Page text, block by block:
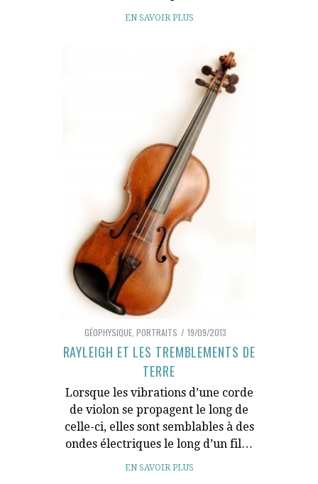
EN SAVOIR PLUS
GÉOPHYSIQUE PORTRAITS 19/09/2013
RAYLEIGH ET LES TREMBLEMENTS DE
TERRE
Lorsque les vibrations d’une corde
de violon se propagent le long de
celle-ci, elles sont semblables à des
ondes électriques le long d’un fil…
EN SAVOIR PLUS